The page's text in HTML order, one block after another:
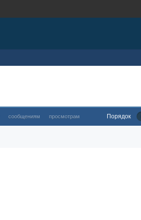
сообщениям просмотрам Порядок